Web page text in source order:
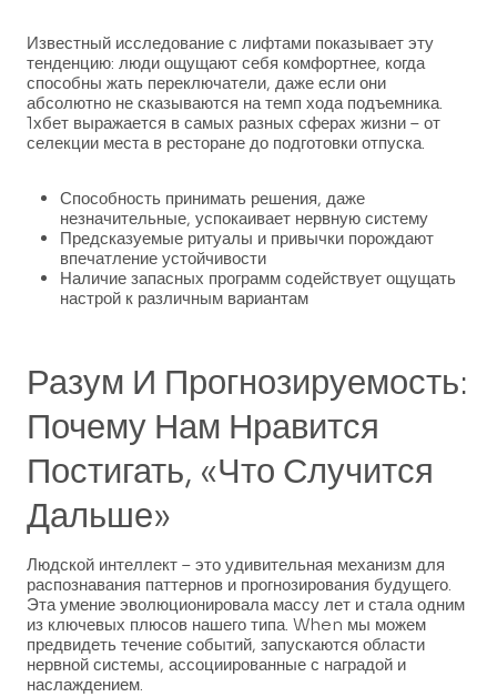
Известный исследование с лифтами показывает эту
тенденцию: люди ощущают себя комфортнее, когда
способны жать переключатели, даже если они
абсолютно не сказываются на темп хода подъемника.
1хбет выражается в самых разных сферах жизни – от
селекции места в ресторане до подготовки отпуска.
Способность принимать решения, даже
незначительные, успокаивает нервную систему
Предсказуемые ритуалы и привычки порождают
впечатление устойчивости
Наличие запасных программ содействует ощущать
настрой к различным вариантам
Разум И Прогнозируемость:
Почему Нам Нравится
Постигать, «что Случится
Дальше»
Людской интеллект – это удивительная механизм для
распознавания паттернов и прогнозирования будущего.
Эта умение эволюционировала массу лет и стала одним
из ключевых плюсов нашего типа. When мы можем
предвидеть течение событий, запускаются области
нервной системы, ассоциированные с наградой и
наслаждением.